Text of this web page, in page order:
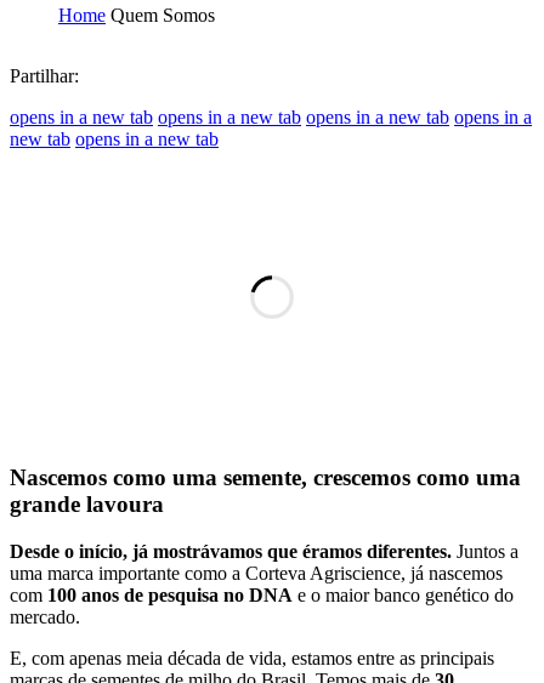
Home Quem Somos
Partilhar:
opens in a new tab opens in a new tab opens in a new tab opens in a
new tab opens in a new tab
Nascemos como uma semente, crescemos como uma
grande lavoura
Desde o início, já mostrávamos que éramos diferentes. Juntos a
uma marca importante como a Corteva Agriscience, já nascemos
com 100 anos de pesquisa no DNA e o maior banco genético do
mercado.
E, com apenas meia década de vida, estamos entre as principais